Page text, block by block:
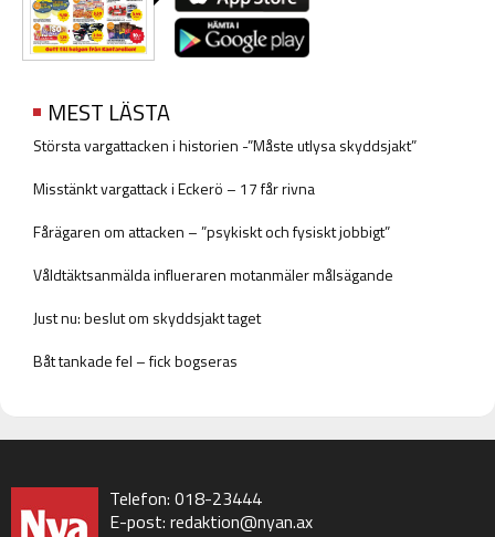
MEST LÄSTA
Största vargattacken i historien -”Måste utlysa skyddsjakt”
Misstänkt vargattack i Eckerö – 17 får rivna
Fårägaren om attacken – ”psykiskt och fysiskt jobbigt”
Våldtäktsanmälda influeraren motanmäler målsägande
Just nu: beslut om skyddsjakt taget
Båt tankade fel – fick bogseras
Telefon: 018-23444
E-post: redaktion@nyan.ax